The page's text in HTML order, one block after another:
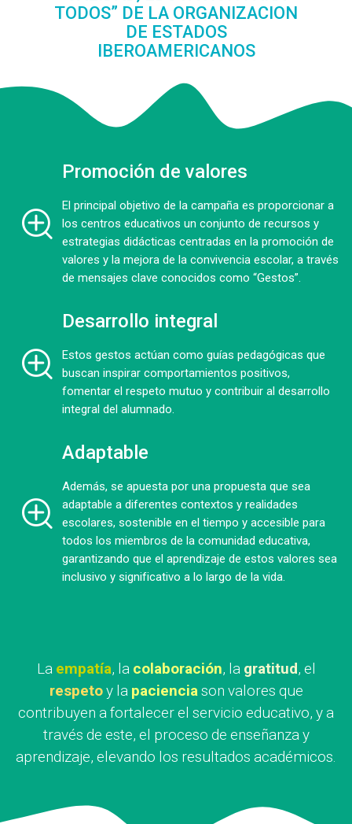
TODOS” DE LA ORGANIZACION
DE ESTADOS
IBEROAMERICANOS
Promoción de valores
El principal objetivo de la campaña es proporcionar a
los centros educativos un conjunto de recursos y
estrategias didácticas centradas en la promoción de
valores y la mejora de la convivencia escolar, a través
de mensajes clave conocidos como “Gestos”.
Desarrollo integral
Estos gestos actúan como guías pedagógicas que
buscan inspirar comportamientos positivos,
fomentar el respeto mutuo y contribuir al desarrollo
integral del alumnado.
Adaptable
Además, se apuesta por una propuesta que sea
adaptable a diferentes contextos y realidades
escolares, sostenible en el tiempo y accesible para
todos los miembros de la comunidad educativa,
garantizando que el aprendizaje de estos valores sea
inclusivo y significativo a lo largo de la vida.
La empatía, la colaboración, la gratitud, el
respetoy la pacienciason valores que
contribuyen a fortalecer el servicio educativo, y a
través de este, el proceso de enseñanza y
aprendizaje, elevando los resultados académicos.